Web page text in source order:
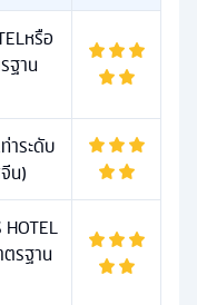
หรือ
ฐาน
าระดับ
น)
HOTEL
ตรฐาน